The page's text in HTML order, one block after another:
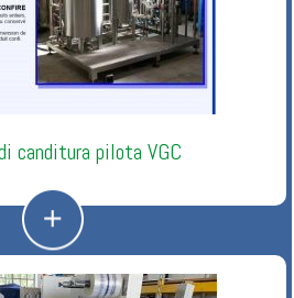
canditura pilota VGC